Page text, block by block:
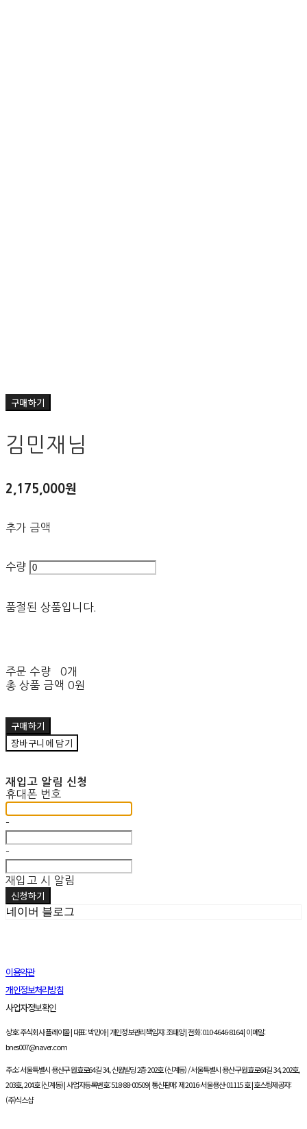
구매하기
김민재님
2,175,000원
추가 금액
수량
품절된 상품입니다.
주문 수량
0개
총 상품 금액 0원
구매하기
장바구니에 담기
재입고 알림 신청
휴대폰 번호
-
-
재입고 시 알림
신청하기
네이버 블로그
이용약관
개인정보처리방침
사업자정보확인
상호: 주식회사 플레이몰 | 대표: 박민아 | 개인정보관리책임자: 조태양 | 전화: 010-4646-8164 | 이메일:
bnes007@naver.com
주소: 서울특별시 용산구 원효로64길 34, 신원빌딩 2층 202호 (신계동) / 서울특별시 용산구 원효로64길 34, 202호,
203호, 204호 (신계동) | 사업자등록번호:518-88-00509| 통신판매:제 2016-서울용산-01115 호| 호스팅제공자:
(주)식스샵